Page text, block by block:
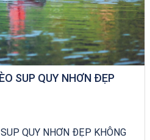
SUP QUY NHƠN ĐẸP
QUY NHƠN ĐẸP KHÔNG